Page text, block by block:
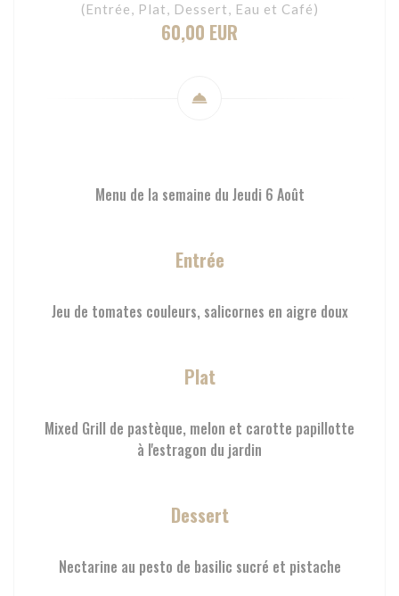
(Entrée, Plat, Dessert, Eau et Café)
60,00 EUR
Menu de la semaine du Jeudi 6 Août
Entrée
Jeu de tomates couleurs, salicornes en aigre doux
Plat
Mixed Grill de pastèque, melon et carotte papillotte
à l'estragon du jardin
Dessert
Nectarine au pesto de basilic sucré et pistache